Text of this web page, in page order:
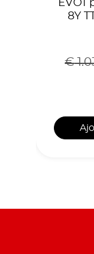
EVO1
8Y
€